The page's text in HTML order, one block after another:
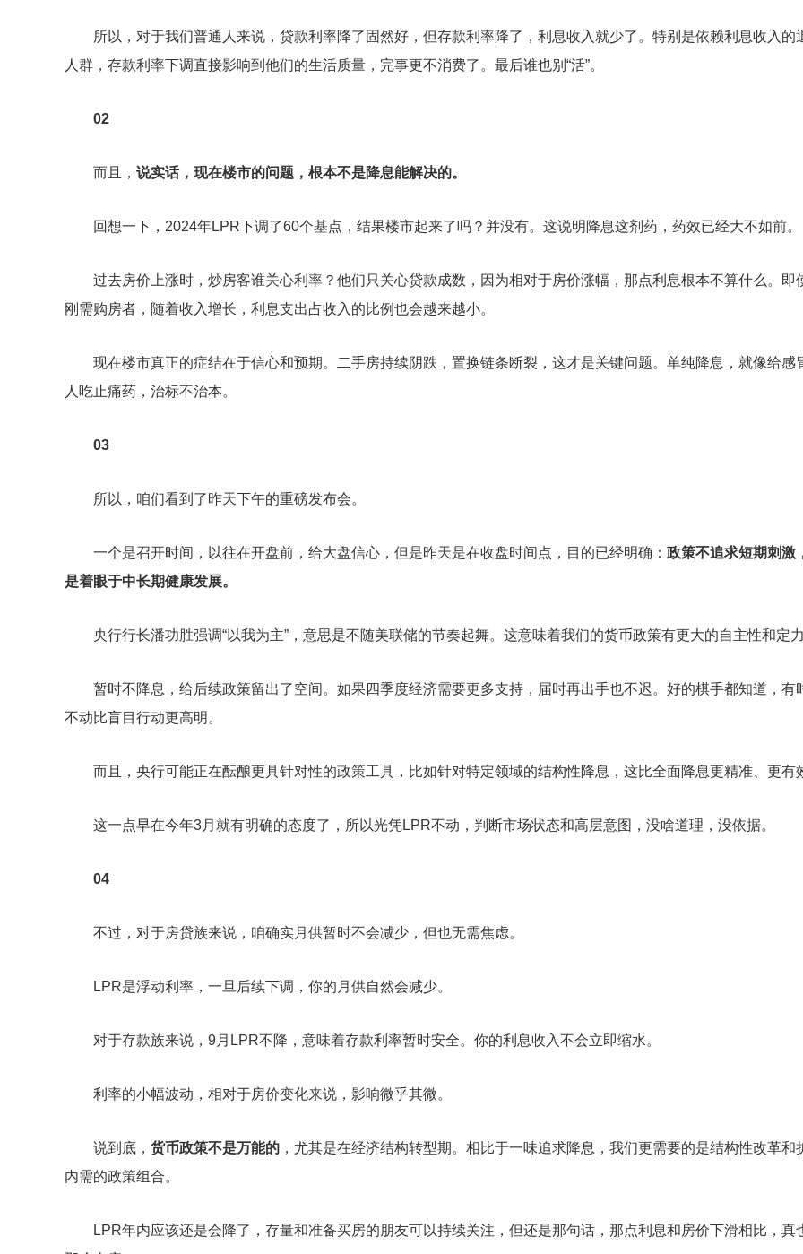
所以，对于我们普通人来说，贷款利率降了固然好，但存款利率降了，利息收入就少了。特别是依赖利息收入的
人群，存款利率下调直接影响到他们的生活质量，完事更不消费了。最后谁也别“活”。
02
而且， 说实话，现在楼市的问题，根本不是降息能解决的。
回想一下，2024年LPR下调了60个基点，结果楼市起来了吗？并没有。这说明降息这剂药，药效已经大不如前。
过去房价上涨时，炒房客谁关心利率？他们只关心贷款成数，因为相对于房价涨幅，那点利息根本不算什么。即
刚需购房者，随着收入增长，利息支出占收入的比例也会越来越小。
现在楼市真正的症结在于信心和预期。二手房持续阴跌，置换链条断裂，这才是关键问题。单纯降息，就像给感
人吃止痛药，治标不治本。
03
所以，咱们看到了昨天下午的重磅发布会。
一个是召开时间，以往在开盘前，给大盘信心，但是昨天是在收盘时间点，目的已经明确： 政策不追求短期刺激
是着眼于中长期健康发展。
央行行长潘功胜强调“以我为主”，意思是不随美联储的节奏起舞。这意味着我们的货币政策有更大的自主性和定
暂时不降息，给后续政策留出了空间。如果四季度经济需要更多支持，届时再出手也不迟。好的棋手都知道，有
不动比盲目行动更高明。
而且，央行可能正在酝酿更具针对性的政策工具，比如针对特定领域的结构性降息，这比全面降息更精准、更有
这一点早在今年3月就有明确的态度了，所以光凭LPR不动，判断市场状态和高层意图，没啥道理，没依据。
04
不过，对于房贷族来说，咱确实月供暂时不会减少，但也无需焦虑。
LPR是浮动利率，一旦后续下调，你的月供自然会减少。
对于存款族来说，9月LPR不降，意味着存款利率暂时安全。你的利息收入不会立即缩水。
利率的小幅波动，相对于房价变化来说，影响微乎其微。
说到底， 货币政策不是万能的 ，尤其是在经济结构转型期。相比于一味追求降息，我们更需要的是结构性改革和
内需的政策组合。
LPR年内应该还是会降了，存量和准备买房的朋友可以持续关注，但还是那句话，那点利息和房价下滑相比，真